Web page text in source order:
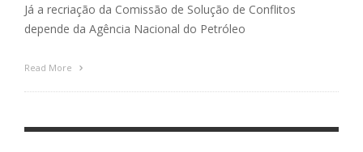
Já a recriação da Comissão de Solução de Conflitos
depende da Agência Nacional do Petróleo
Read More